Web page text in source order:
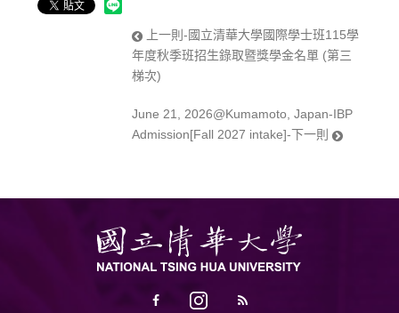
上一則-國立清華大學國際學士班115學
年度秋季班招生錄取暨獎學金名單 (第三
梯次)
June 21, 2026@Kumamoto, Japan-IBP
Admission[Fall 2027 intake]-下一則